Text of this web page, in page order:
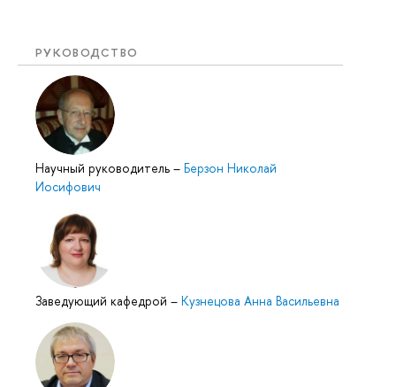
РУКОВОДСТВО
Научный руководитель – Берзон Николай
Иосифович
Заведующий кафедрой – Кузнецова Анна Васильевна